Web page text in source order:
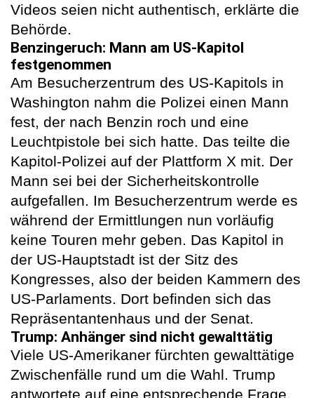
Videos seien nicht authentisch, erklärte die
Behörde.
Benzingeruch: Mann am US-Kapitol
festgenommen
Am Besucherzentrum des US-Kapitols in
Washington nahm die Polizei einen Mann
fest, der nach Benzin roch und eine
Leuchtpistole bei sich hatte. Das teilte die
Kapitol-Polizei auf der Plattform X mit. Der
Mann sei bei der Sicherheitskontrolle
aufgefallen. Im Besucherzentrum werde es
während der Ermittlungen nun vorläufig
keine Touren mehr geben. Das Kapitol in
der US-Hauptstadt ist der Sitz des
Kongresses, also der beiden Kammern des
US-Parlaments. Dort befinden sich das
Repräsentantenhaus und der Senat.
Trump: Anhänger sind nicht gewalttätig
Viele US-Amerikaner fürchten gewalttätige
Zwischenfälle rund um die Wahl. Trump
antwortete auf eine entsprechende Frage,